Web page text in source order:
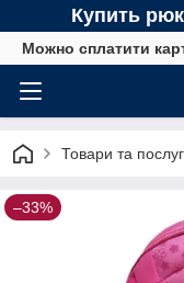
Купить
Можно сплатити
Товари та
–33%